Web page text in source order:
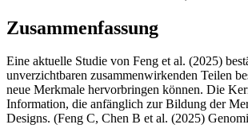
Zusammenfassung
Eine aktuelle Studie von Feng et al. (2025)
unverzichtbaren zusammenwirkenden Teilen
neue Merkmale hervorbringen können. Die
Information, die anfänglich zur Bildung der
Designs. (Feng C, Chen B et al. (2025)